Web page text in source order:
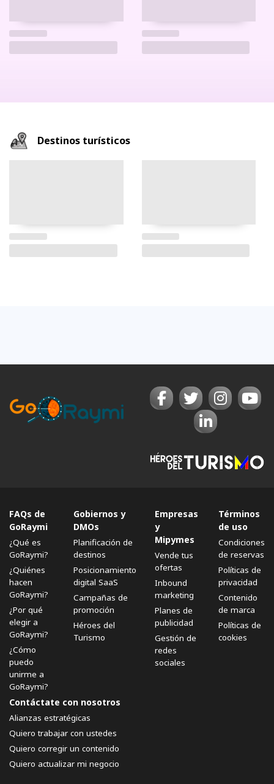
Destinos turísticos
FAQs de
GoRaymi
¿Qué es
GoRaymi?
¿Quiénes
hacen
GoRaymi?
¿Por qué
elegir a
GoRaymi?
¿Cómo
puedo
unirme a
GoRaymi?
Gobiernos y
DMOs
Planificación de
destinos
Posicionamiento
digital SaaS
Campañas de
promoción
Héroes del
Turismo
Empresas
y
Mipymes
Vende tus
ofertas
Inbound
marketing
Planes de
publicidad
Gestión de
redes
sociales
Términos
de uso
Condiciones
de reservas
Políticas de
privacidad
Contenido
de marca
Políticas de
cookies
Contáctate con nosotros
Alianzas estratégicas
Quiero trabajar con ustedes
Quiero corregir un contenido
Quiero actualizar mi negocio